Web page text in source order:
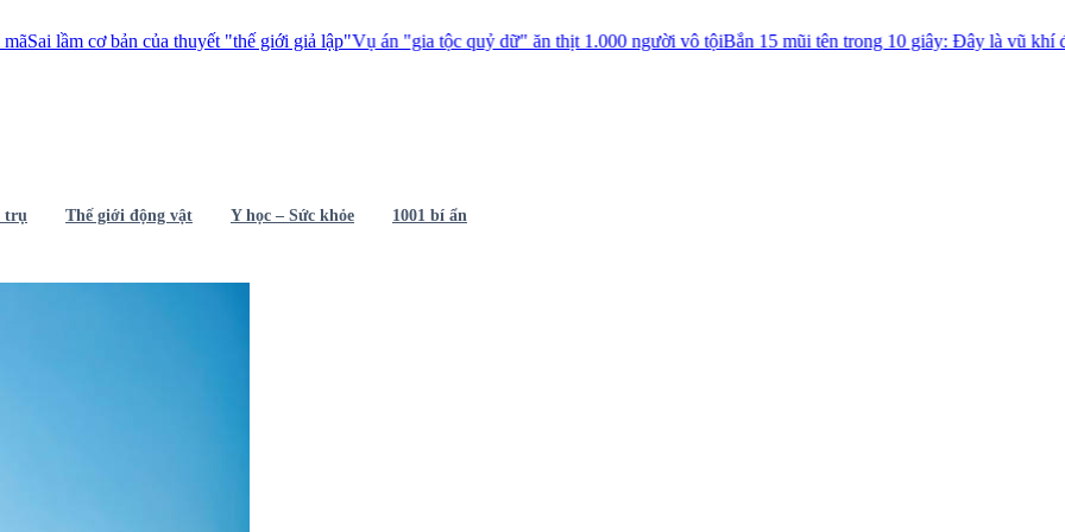
của thuyết "thế giới giả lập"Vụ án "gia tộc quỷ dữ" ăn thịt 1.000 người vô tộiBắn 15 mũi tên trong 10 giây: Đây là vũ khí đáng sợ do Gia
trụ Thế giới động vật Y học – Sức khỏe 1001 bí ẩn